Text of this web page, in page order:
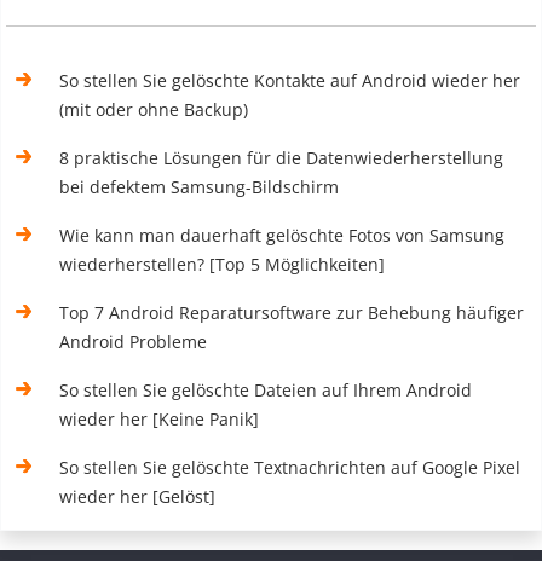
So stellen Sie gelöschte Kontakte auf Android wieder her
(mit oder ohne Backup)
8 praktische Lösungen für die Datenwiederherstellung
bei defektem Samsung-Bildschirm
Wie kann man dauerhaft gelöschte Fotos von Samsung
wiederherstellen? [Top 5 Möglichkeiten]
Top 7 Android Reparatursoftware zur Behebung häufiger
Android Probleme
So stellen Sie gelöschte Dateien auf Ihrem Android
wieder her [Keine Panik]
So stellen Sie gelöschte Textnachrichten auf Google Pixel
wieder her [Gelöst]